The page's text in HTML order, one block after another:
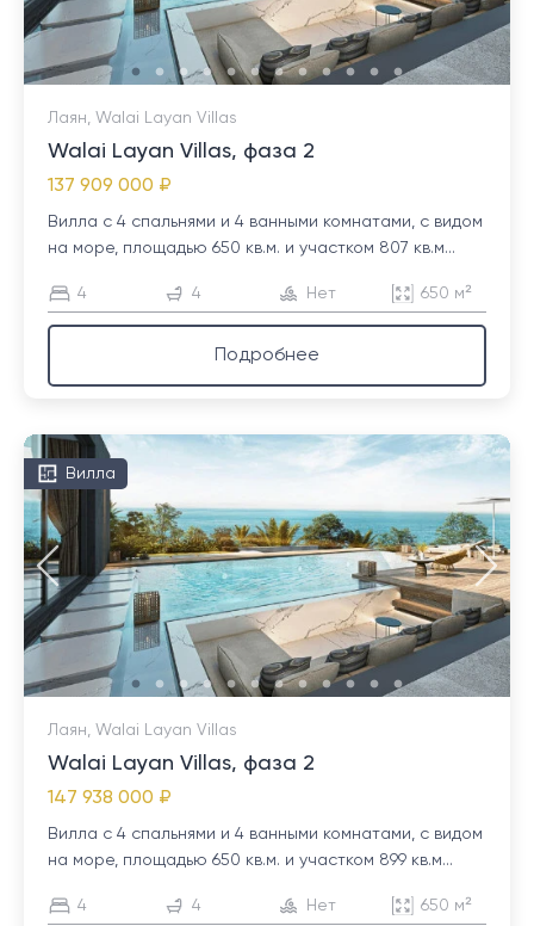
Лаян, Walai Layan Villas
Walai Layan Villas, фаза 2
137 909 000 ₽
Вилла с 4 спальнями и 4 ванными комнатами, с видом
на море, площадью 650 кв.м. и участком 807 кв.м...
4 4 Нет 650 м²
Подробнее
Вилла
Лаян, Walai Layan Villas
Walai Layan Villas, фаза 2
147 938 000 ₽
Вилла с 4 спальнями и 4 ванными комнатами, с видом
на море, площадью 650 кв.м. и участком 899 кв.м...
4 4 Нет 650 м²